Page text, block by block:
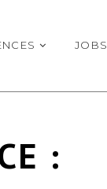
JOBS
: